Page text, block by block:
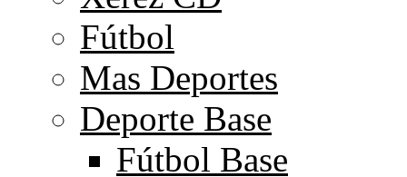
Fútbol
Mas Deportes
Deporte Base
Fútbol Base